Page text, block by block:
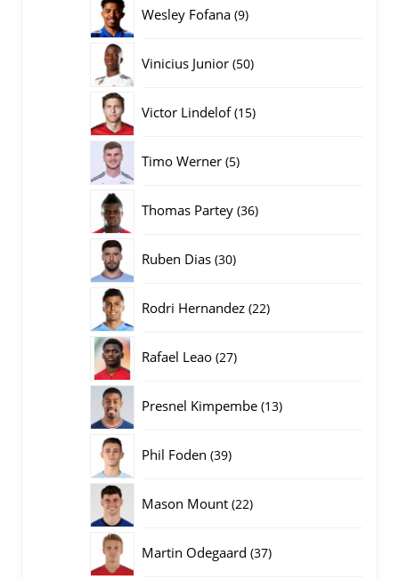
Wesley Fofana 99
Vinicius Junior 5050
Victor Lindelof 1515
Timo Werner 55
Thomas Partey 3636
Ruben Dias 3030
Rodri Hernandez 2222
Rafael Leao 2727
Presnel Kimpembe 1313
Phil Foden 3939
Mason Mount 2222
Martin Odegaard 3737